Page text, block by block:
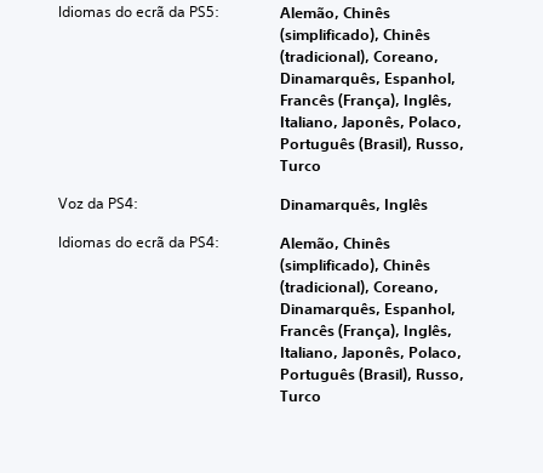
Idiomas do ecrã da PS5:
Alemão, Chinês
(simplificado), Chinês
(tradicional), Coreano,
Dinamarquês, Espanhol,
Francês (França), Inglês,
Italiano, Japonês, Polaco,
Português (Brasil), Russo,
Turco
Voz da PS4: Dinamarquês, Inglês
Idiomas do ecrã da PS4:
Alemão, Chinês
(simplificado), Chinês
(tradicional), Coreano,
Dinamarquês, Espanhol,
Francês (França), Inglês,
Italiano, Japonês, Polaco,
Português (Brasil), Russo,
Turco